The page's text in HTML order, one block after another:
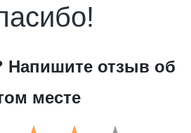
отзыв об
месте